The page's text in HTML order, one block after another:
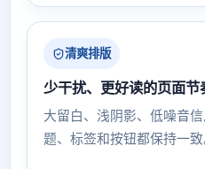
清爽排版
少干扰、更好读的页面节
大留白、浅阴影、低噪音
题、标签和按钮都保持一致